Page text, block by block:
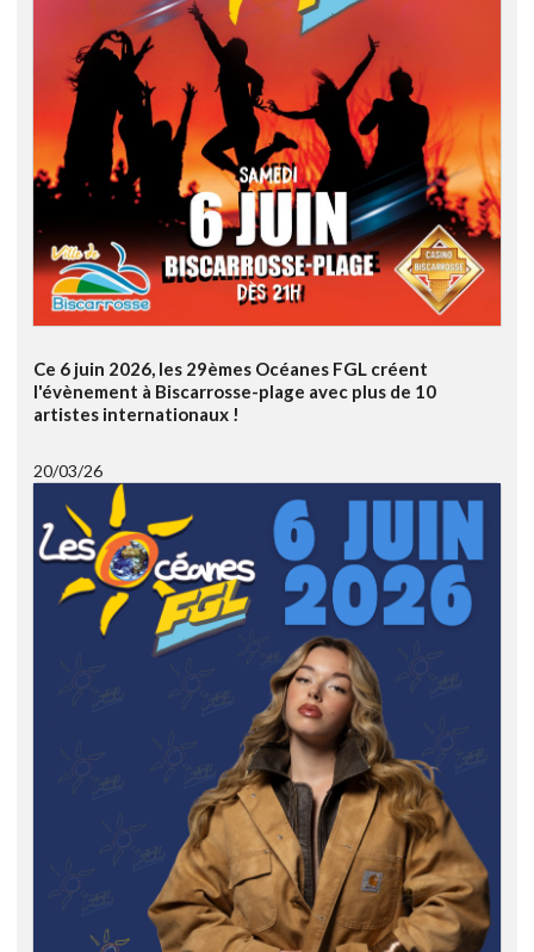
Ce 6 juin 2026, les 29èmes Océanes FGL créent
l'évènement à Biscarrosse-plage avec plus de 10
artistes internationaux !
20/03/26